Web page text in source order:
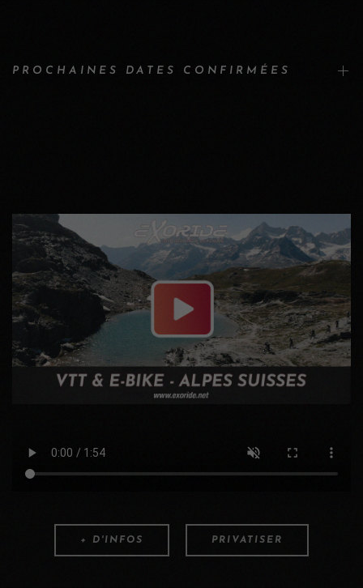
PROCHAINES DATES CONFIRMÉES
+ D'INFOS PRIVATISER